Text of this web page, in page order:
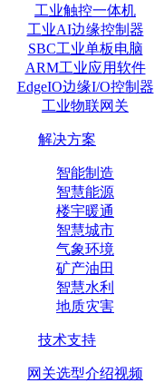
工业触控一体机
工业AI边缘控制器
SBC工业单板电脑
ARM工业应用软件
EdgeIO边缘I/O控制器
工业物联网关
解决方案
智能制造
智慧能源
楼宇暖通
智慧城市
气象环境
矿产油田
智慧水利
地质灾害
技术支持
网关选型介绍视频